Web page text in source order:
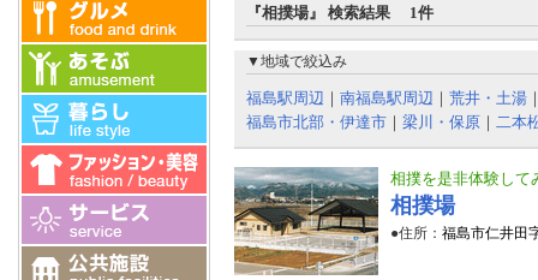
『相撲場』 検索結果 1件
▼地域で絞込み
福島駅周辺 ｜ 南福島駅周辺 ｜ 荒井・土湯
福島市北部・伊達市 ｜ 梁川・保原 ｜ 二本
相撲を是非体験し
相撲場
●住所： 福島市仁井田